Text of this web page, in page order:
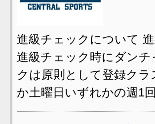
進級チェックについて
進級チェック時にダン
クは原則として登録ク
か土曜日いずれかの週1